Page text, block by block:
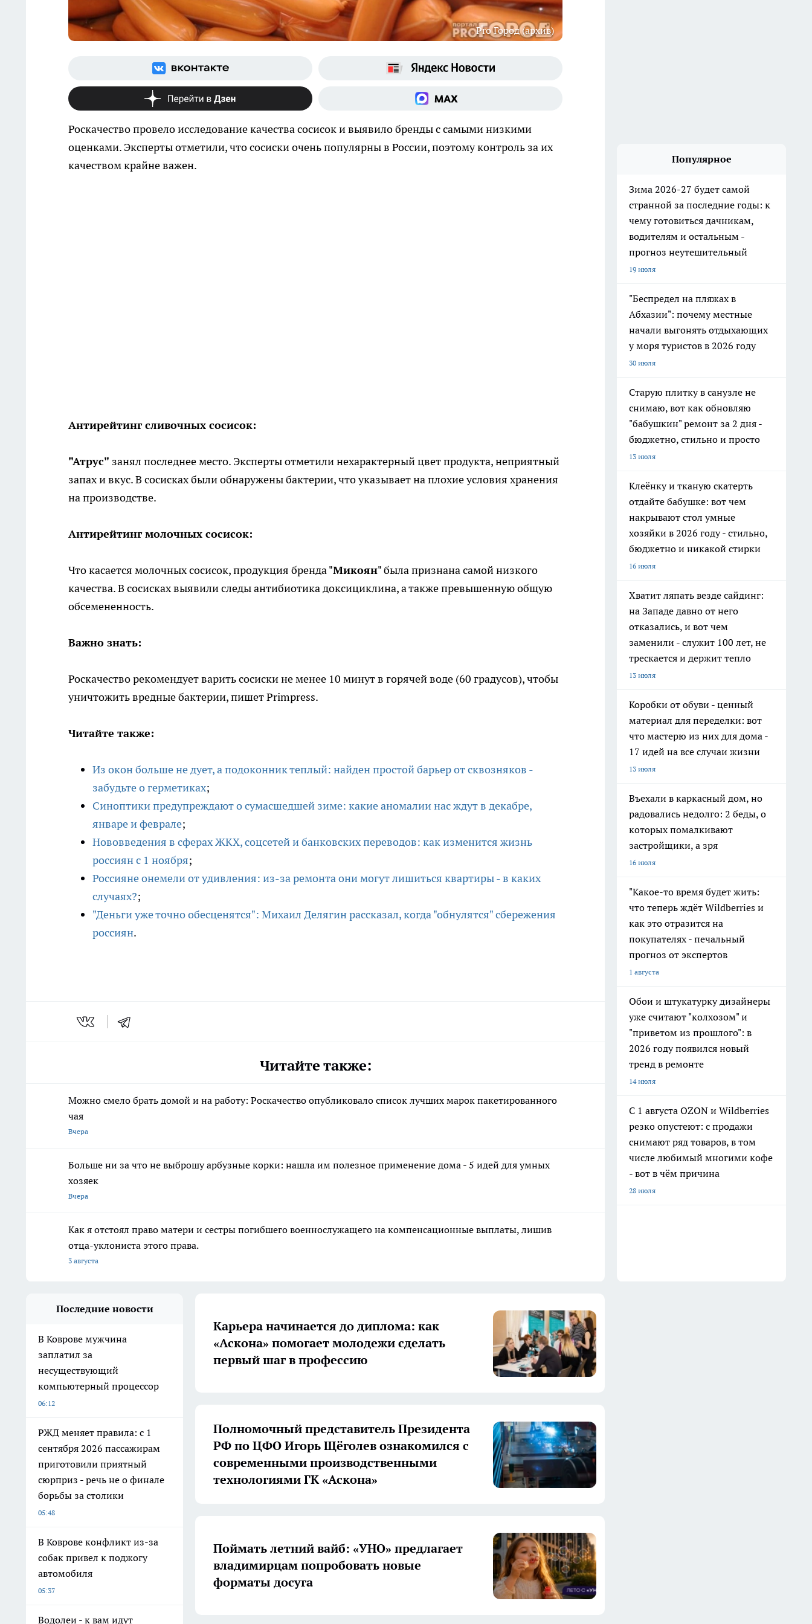
Pro Город (архив)
Роскачество провело исследование качества сосисок и выявило бренды с самыми низкими
оценками. Эксперты отметили, что сосиски очень популярны в России, поэтому контроль за их
качеством крайне важен.
Антирейтинг сливочных сосисок:
"Атрус" занял последнее место. Эксперты отметили нехарактерный цвет продукта, неприятный
запах и вкус. В сосисках были обнаружены бактерии, что указывает на плохие условия хранения
на производстве.
Антирейтинг молочных сосисок:
Что касается молочных сосисок, продукция бренда "Микоян" была признана самой низкого
качества. В сосисках выявили следы антибиотика доксициклина, а также превышенную общую
обсемененность.
Важно знать:
Роскачество рекомендует варить сосиски не менее 10 минут в горячей воде (60 градусов), чтобы
уничтожить вредные бактерии, пишет Primpress.
Читайте также:
Из окон больше не дует, а подоконник теплый: найден простой барьер от сквозняков -
забудьте о герметиках;
Синоптики предупреждают о сумасшедшей зиме: какие аномалии нас ждут в декабре,
январе и феврале;
Нововведения в сферах ЖКХ, соцсетей и банковских переводов: как изменится жизнь
россиян с 1 ноября;
Россияне онемели от удивления: из-за ремонта они могут лишиться квартиры - в каких
случаях?;
"Деньги уже точно обесценятся": Михаил Делягин рассказал, когда "обнулятся" сбережения
россиян.
Читайте также:
Можно смело брать домой и на работу: Роскачество опубликовало список лучших марок пакетированного
чая
Вчера
Больше ни за что не выброшу арбузные корки: нашла им полезное применение дома - 5 идей для умных
хозяек
Вчера
Как я отстоял право матери и сестры погибшего военнослужащего на компенсационные выплаты, лишив
отца-уклониста этого права.
3 августа
Популярное
Зима 2026-27 будет самой
странной за последние годы: к
чему готовиться дачникам,
водителям и остальным -
прогноз неутешительный
19 июля
"Беспредел на пляжах в
Абхазии": почему местные
начали выгонять отдыхающих
у моря туристов в 2026 году
30 июля
Старую плитку в санузле не
снимаю, вот как обновляю
"бабушкин" ремонт за 2 дня -
бюджетно, стильно и просто
13 июля
Клеёнку и тканую скатерть
отдайте бабушке: вот чем
накрывают стол умные
хозяйки в 2026 году - стильно,
бюджетно и никакой стирки
16 июля
Хватит ляпать везде сайдинг:
на Западе давно от него
отказались, и вот чем
заменили - служит 100 лет, не
трескается и держит тепло
13 июля
Коробки от обуви - ценный
материал для переделки: вот
что мастерю из них для дома -
17 идей на все случаи жизни
13 июля
Въехали в каркасный дом, но
радовались недолго: 2 беды, о
которых помалкивают
застройщики, а зря
16 июля
"Какое-то время будет жить:
что теперь ждёт Wildberries и
как это отразится на
покупателях - печальный
прогноз от экспертов
1 августа
Обои и штукатурку дизайнеры
уже считают "колхозом" и
"приветом из прошлого": в
2026 году появился новый
тренд в ремонте
14 июля
С 1 августа OZON и Wildberries
резко опустеют: с продажи
снимают ряд товаров, в том
числе любимый многими кофе
- вот в чём причина
28 июля
Последние новости
В Коврове мужчина
заплатил за
несуществующий
компьютерный процессор
06:12
РЖД меняет правила: с 1
сентября 2026 пассажирам
приготовили приятный
сюрприз - речь не о финале
борьбы за столики
05:48
В Коврове конфликт из-за
собак привел к поджогу
автомобиля
05:37
Водолеи - к вам идут
Карьера начинается до диплома: как
«Аскона» помогает молодежи сделать
первый шаг в профессию
Полномочный представитель Президента
РФ по ЦФО Игорь Щёголев ознакомился с
современными производственными
технологиями ГК «Аскона»
Поймать летний вайб: «УНО» предлагает
владимирцам попробовать новые
форматы досуга